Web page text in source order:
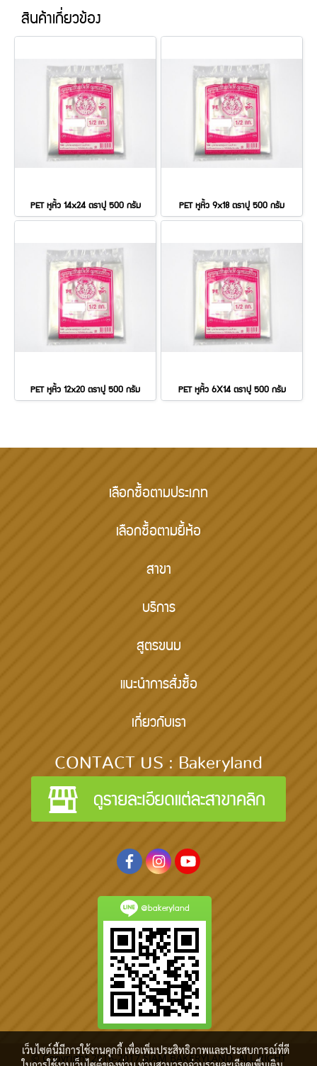
สินค้าเกี่ยวข้อง
PET หูหิ้ว 14x24 ตราปู 500 กรัม PET หูหิ้ว 9x18 ตราปู 500 กรัม
PET หูหิ้ว 12x20 ตราปู 500 กรัม PET หูหิ้ว 6X14 ตราปู 500 กรัม
เลือกซื้อตามประเภท
เลือกซื้อตามยี้ห้อ
สาขา
บริการ
สูตรขนม
แนะนำการสั่งซื้อ
เกี่ยวกับเรา
CONTACT US : Bakeryland
@bakeryland
© Copyright 2016-2017 SIAM BAKERYLAND. ALL RIGHT
เว็บไซต์นี้มีการใช้งานคุกกี้ เพื่อเพิ่มประสิทธิภาพและประสบการณ์ที่ดี